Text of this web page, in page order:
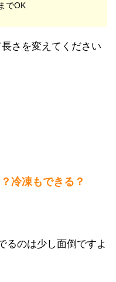
でOK
さを変えてください
冷凍もできる？
るのは少し面倒ですよ